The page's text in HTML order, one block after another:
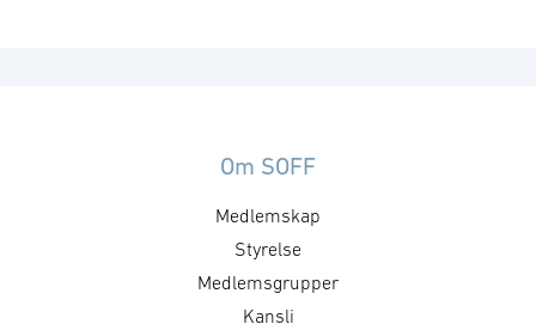
Om SOFF
Medlemskap
Styrelse
Medlemsgrupper
Kansli